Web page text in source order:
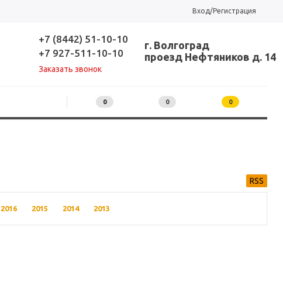
Вход/Регистрация
+7 (8442) 51-10-10
+7 927-511-10-10
Заказать звонок
г. Волгоград
проезд Нефтяников д. 14
0 0 0
RSS
2016 2015 2014 2013